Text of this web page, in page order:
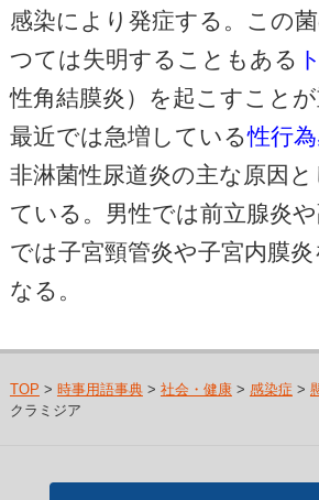
感染により発症する。この
つては失明することもある
性角結膜炎）を起こすことが
最近では急増している性行
非淋菌性尿道炎の主な原因
ている。男性では前立腺炎
では子宮頸管炎や子宮内膜
なる。
TOP > 時事用語事典> 社会・健康> 感染症 >
クラミジア